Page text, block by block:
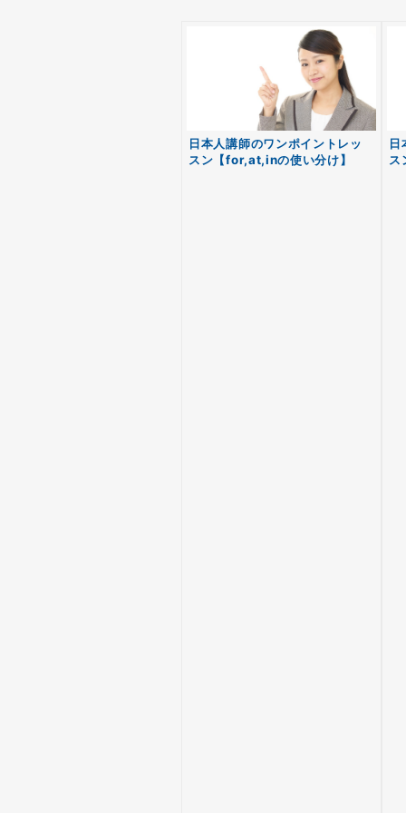
日本人講師のワンポイントレッ
スン【for,at,inの使い分け】
日
ス